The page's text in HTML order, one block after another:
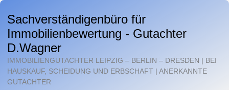
Zum
Inhalt
springen
Sachverständigenbüro für
Immobilienbewertung - Gutachter
D.Wagner
IMMOBILIENGUTACHTER LEIPZIG – BERLIN – DRESDEN | BEI
HAUSKAUF, SCHEIDUNG UND ERBSCHAFT | ANERKANNTE
GUTACHTER